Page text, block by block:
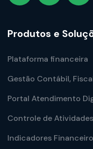
Produtos e
Plataforma financeira
Gestão Contábil,
Portal Atendimento
Controle de Atividades
Indicadores